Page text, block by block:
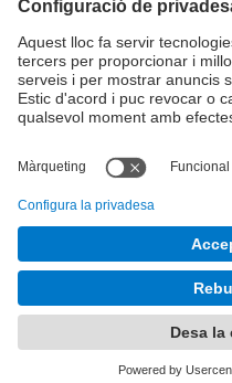
Mobilitat Internacional
Recerca
Empresa
Què necessites?
© Facultat d'Informàtica de
de Catalunya - BarcelonaTech
Avís legal